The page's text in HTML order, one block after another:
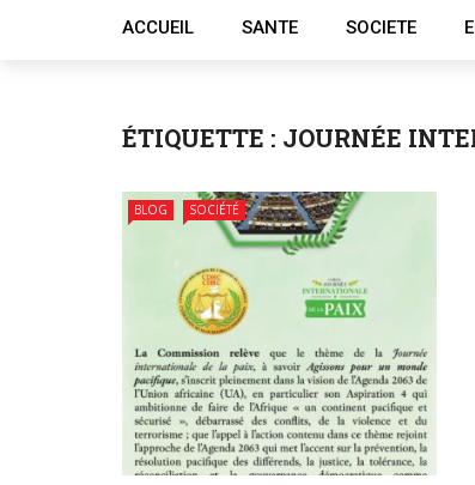
ACCUEIL SANTE SOCIETE
ÉTIQUETTE : JOURNÉE
BLOG SOCIÉTÉ